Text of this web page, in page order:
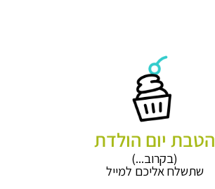
הטבת יום הולדת
(בקרוב...)
שתשלח אליכם למייל